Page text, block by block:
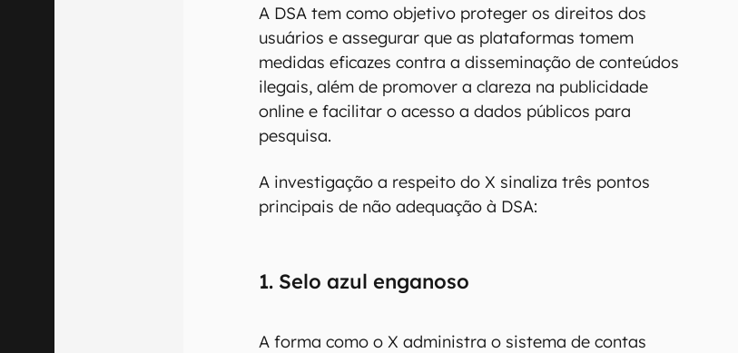
A DSA tem como objetivo proteger os direitos dos
usuários e assegurar que as plataformas tomem
medidas eficazes contra a disseminação de conteúdos
ilegais, além de promover a clareza na publicidade
online e facilitar o acesso a dados públicos para
pesquisa.
A investigação a respeito do X sinaliza três pontos
principais de não adequação à DSA:
1. Selo azul enganoso
A forma como o X administra o sistema de contas